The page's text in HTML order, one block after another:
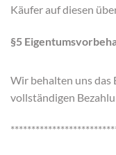
Käufer auf diesen
§5
Wir behalten uns das
vollständigen